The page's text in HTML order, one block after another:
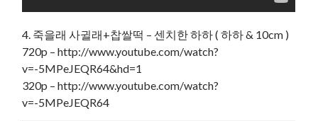
4. 죽을래 사귈래+찹쌀떡 – 센치한 하하 ( 하하 & 10cm )
720p – http://www.youtube.com/watch?
v=-5MPeJEQR64&hd=1
320p – http://www.youtube.com/watch?
v=-5MPeJEQR64